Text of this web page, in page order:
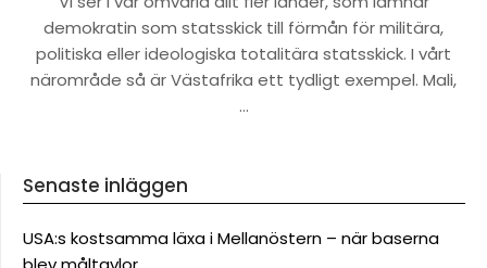
demokratin som statsskick till förmån för militära,
politiska eller ideologiska totalitära statsskick. I vårt
närområde så är Västafrika ett tydligt exempel. Mali,
…
Senaste inläggen
USA:s kostsamma läxa i Mellanöstern – när baserna